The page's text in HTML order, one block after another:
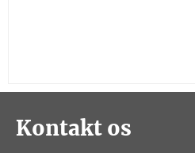
Kontakt os